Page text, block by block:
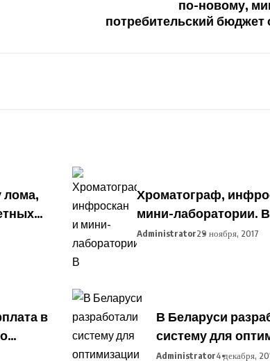
по-новому,
потребительский бюджет
лома,
Хроматограф,
мини-лаборатории. В
Гродненский
агропромышленный
Administrator29 ноября, 2017
в
В Беларуси
систему для
движения
Administrator4 декабря,